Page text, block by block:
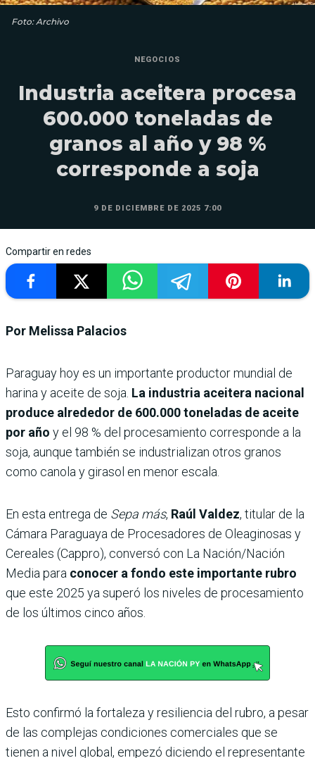
Foto: Archivo
NEGOCIOS
Industria aceitera procesa
600.000 toneladas de
granos al año y 98 %
corresponde a soja
9 DE DICIEMBRE DE 2025 7:00
Compartir en redes
Por Melissa Palacios
Paraguay hoy es un importante productor mundial de
harina y aceite de soja. La industria aceitera nacional
produce alrededor de 600.000 toneladas de aceite
por año y el 98 % del procesamiento corresponde a la
soja, aunque también se industrializan otros granos
como canola y girasol en menor escala.
En esta entrega de Sepa más, Raúl Valdez, titular de la
Cámara Paraguaya de Procesadores de Oleaginosas y
Cereales (Cappro), conversó con La Nación/Nación
Media para conocer a fondo este importante rubro
que este 2025 ya superó los niveles de procesamiento
de los últimos cinco años.
Esto confirmó la fortaleza y resiliencia del rubro, a pesar
de las complejas condiciones comerciales que se
tienen a nivel global, empezó diciendo el representante